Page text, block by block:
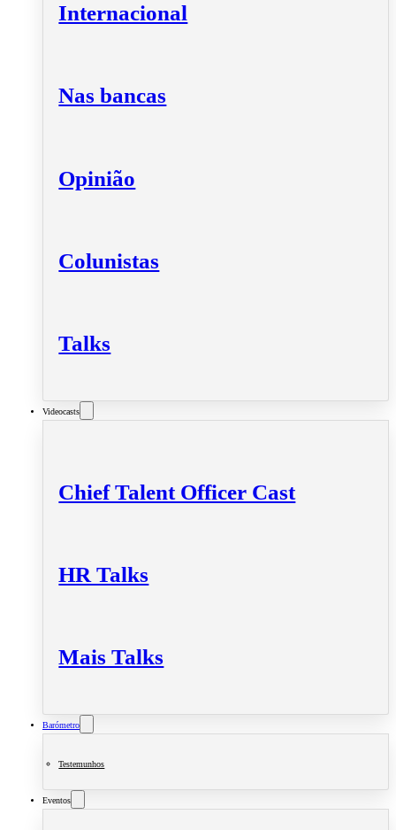
Internacional
Nas bancas
Opinião
Colunistas
Talks
Videocasts
Chief Talent Officer Cast
HR Talks
Mais Talks
Barómetro
Testemunhos
Eventos